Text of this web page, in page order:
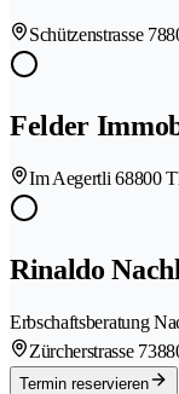
Schützenstrasse 7
Felder
Im Aegertli 68800
Rinaldo
Erbschaftsberatung
Zürcherstrasse 73
Termin reservieren